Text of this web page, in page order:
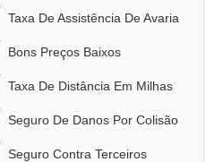
Taxa De Assistência De Avaria
Bons Preços Baixos
Taxa De Distância Em Milhas
Seguro De Danos Por Colisão
Seguro Contra Terceiros